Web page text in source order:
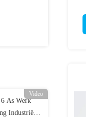
Video
As Werk
Industriële